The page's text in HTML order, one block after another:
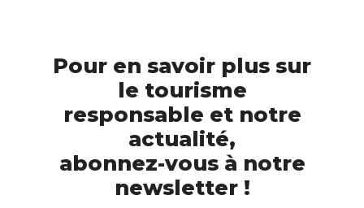
Pour en savoir plus sur
le tourisme
responsable et notre
actualité,
abonnez-vous à notre
newsletter !